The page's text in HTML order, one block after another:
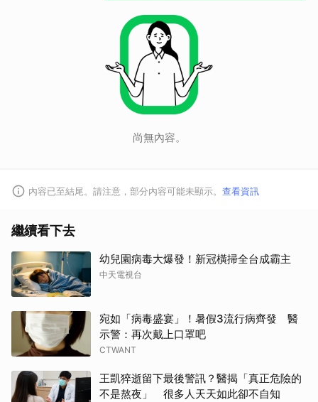
尚無內容。
內容已至結尾。請注意，部分內容可能未顯示。 查看資訊
繼續看下去
幼兒園病毒大爆發！新冠橫掃全台成霸主
中天電視台
宛如「病毒盛宴」！暑假3流行病齊發 醫
示警：再次戴上口罩吧
CTWANT
王凱猝逝留下最後警訊？醫揭「真正危險的
不是熬夜」 很多人天天如此卻不自知